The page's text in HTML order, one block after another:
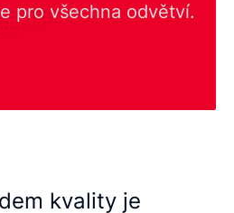
pro všechna odvětví.
kvality je